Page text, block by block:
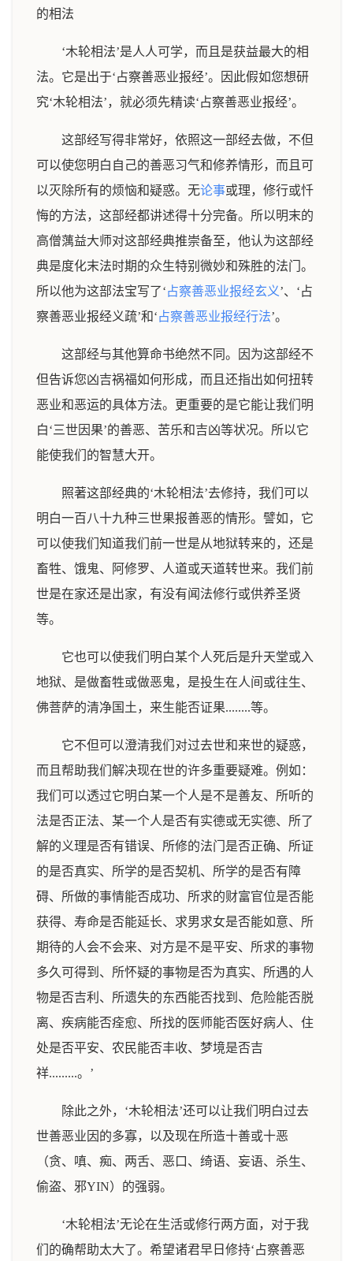
的相法
‘木轮相法’是人人可学，而且是获益最大的相
法。它是出于‘占察善恶业报经’。因此假如您想研
究‘木轮相法’，就必须先精读‘占察善恶业报经’。
这部经写得非常好，依照这一部经去做，不但
可以使您明白自己的善恶习气和修养情形，而且可
以灭除所有的烦恼和疑惑。无论事或理，修行或忏
悔的方法，这部经都讲述得十分完备。所以明末的
高僧蕅益大师对这部经典推崇备至，他认为这部经
典是度化末法时期的众生特别微妙和殊胜的法门。
所以他为这部法宝写了‘占察善恶业报经玄义’、‘占
察善恶业报经义疏’和‘占察善恶业报经行法’。
这部经与其他算命书绝然不同。因为这部经不
但告诉您凶吉祸福如何形成，而且还指出如何扭转
恶业和恶运的具体方法。更重要的是它能让我们明
白‘三世因果’的善恶、苦乐和吉凶等状况。所以它
能使我们的智慧大开。
照著这部经典的‘木轮相法’去修持，我们可以
明白一百八十九种三世果报善恶的情形。譬如，它
可以使我们知道我们前一世是从地狱转来的，还是
畜牲、饿鬼、阿修罗、人道或天道转世来。我们前
世是在家还是出家，有没有闻法修行或供养圣贤
等。
它也可以使我们明白某个人死后是升天堂或入
地狱、是做畜牲或做恶鬼，是投生在人间或往生、
佛菩萨的清净国土，来生能否证果........等。
它不但可以澄清我们对过去世和来世的疑惑，
而且帮助我们解决现在世的许多重要疑难。例如：
我们可以透过它明白某一个人是不是善友、所听的
法是否正法、某一个人是否有实德或无实德、所了
解的义理是否有错误、所修的法门是否正确、所证
的是否真实、所学的是否契机、所学的是否有障
碍、所做的事情能否成功、所求的财富官位是否能
获得、寿命是否能延长、求男求女是否能如意、所
期待的人会不会来、对方是不是平安、所求的事物
多久可得到、所怀疑的事物是否为真实、所遇的人
物是否吉利、所遗失的东西能否找到、危险能否脱
离、疾病能否痊愈、所找的医师能否医好病人、住
处是否平安、农民能否丰收、梦境是否吉
祥.........。’
除此之外，‘木轮相法’还可以让我们明白过去
世善恶业因的多寡，以及现在所造十善或十恶
（贪、嗔、痴、两舌、恶口、绮语、妄语、杀生、
偷盗、邪YIN）的强弱。
‘木轮相法’无论在生活或修行两方面，对于我
们的确帮助太大了。希望诸君早日修持‘占察善恶